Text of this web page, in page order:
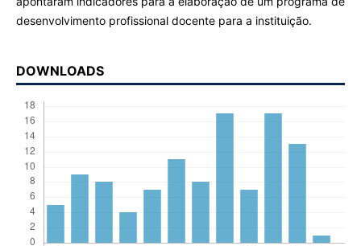
desenvolvimento profissional docente para a instituição.
DOWNLOADS